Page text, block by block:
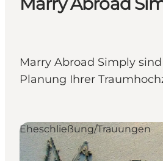
Erleben
Veranstaltungen
Reiseplanung
Marry Abroad Simply
Planung Ihrer
Eheschließung/Trauungen